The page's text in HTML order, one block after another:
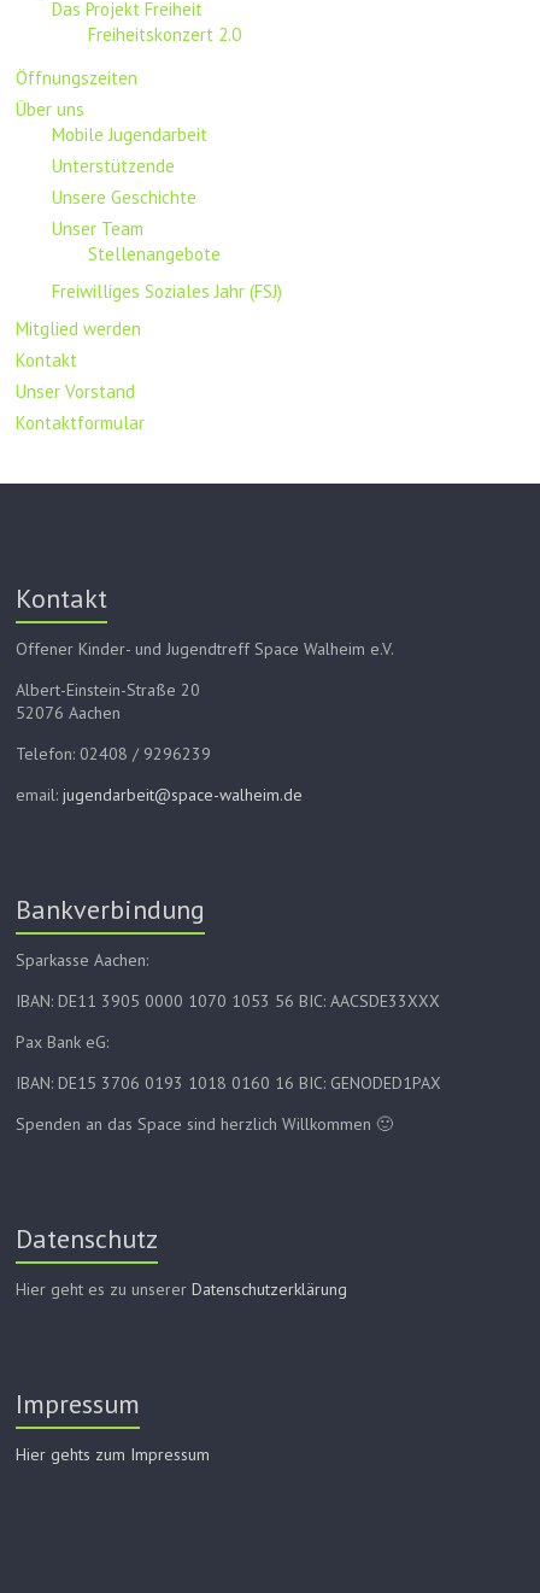
Das Projekt Freiheit
Freiheitskonzert 2.0
Öffnungszeiten
Über uns
Mobile Jugendarbeit
Unterstützende
Unsere Geschichte
Unser Team
Stellenangebote
Freiwilliges Soziales Jahr (FSJ)
Mitglied werden
Kontakt
Unser Vorstand
Kontaktformular
Kontakt
Offener Kinder- und Jugendtreff Space Walheim e.V.
Albert-Einstein-Straße 20
52076 Aachen
Telefon: 02408 / 9296239
email:jugendarbeit@space-walheim.de
Bankverbindung
Sparkasse Aachen:
IBAN: DE11 3905 0000 1070 1053 56 BIC: AACSDE33XXX
Pax Bank eG:
IBAN: DE15 3706 0193 1018 0160 16 BIC: GENODED1PAX
Spenden an das Space sind herzlich Willkommen 🙂
Datenschutz
Hier geht es zu unsererDatenschutzerklärung
Impressum
Hier gehts zum Impressum